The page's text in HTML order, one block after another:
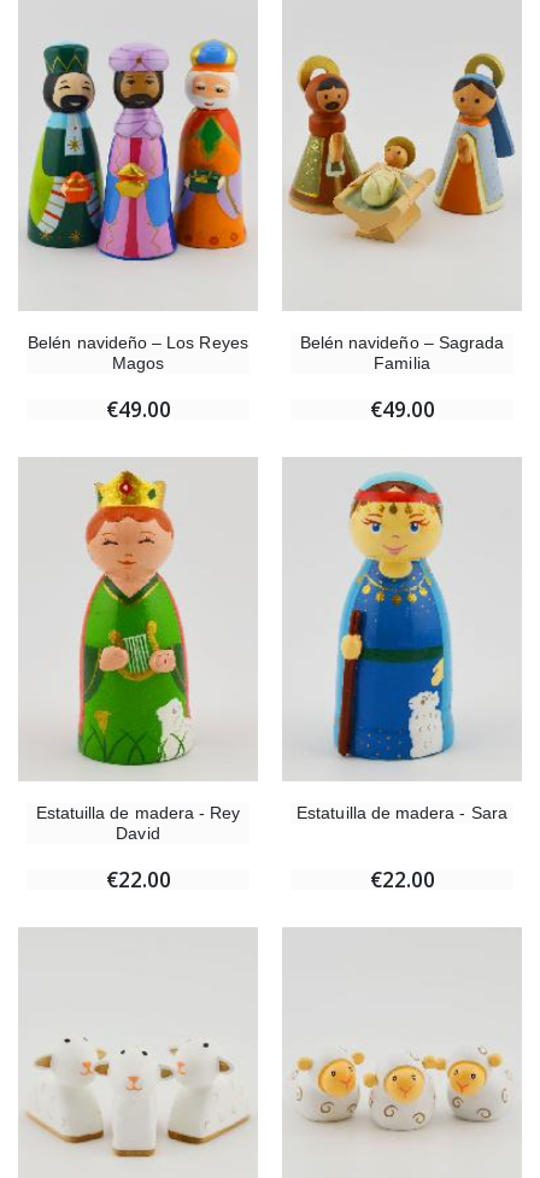
Belén navideño – Los Reyes
Magos
€49.00
Belén navideño – Sagrada
Familia
€49.00
Estatuilla de madera - Rey
David
€22.00
Estatuilla de madera - Sara
€22.00